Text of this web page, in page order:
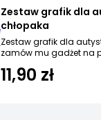
Zestaw grafik dla
chłopaka
Zestaw grafik dla
zamów mu gadżet na
11,90 zł